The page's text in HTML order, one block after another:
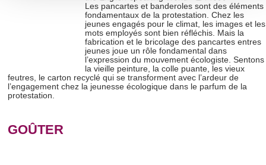
section « Détails ». Vous pouvez modifier ou retirer votre
consentement à tout moment à partir de la déclaration sur
Les cookies nous permettent de personnaliser le contenu
et les annonces, d'offrir des fonctionnalités relatives aux
médias sociaux et d'analyser notre trafic. Nous
notre site avec nos partenaires de médias sociaux, de
Les pancartes et banderoles sont des éléments
fondamentaux de la protestation. Chez les
jeunes engagés pour le climat, les images et les
mots employés sont bien réfléchis. Mais la
fabrication et le bricolage des pancartes entres
jeunes joue un rôle fondamental dans
l’expression du mouvement écologiste. Sentons
la vieille peinture, la colle puante, les vieux
feutres, le carton recyclé qui se transforment avec l’ardeur de
l’engagement chez la jeunesse écologique dans le parfum de la
protestation.
GOÛTER